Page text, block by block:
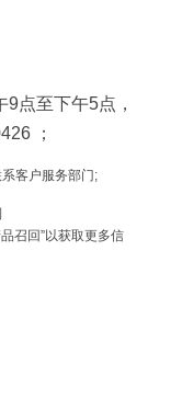
点至下午5点，
；
客户服务部门;
召回”以获取更多信